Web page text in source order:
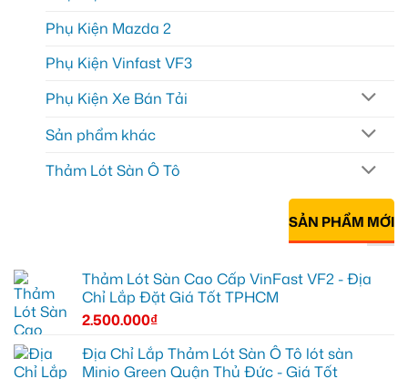
Phụ Kiện Mazda 2
Phụ Kiện Vinfast VF3
Phụ Kiện Xe Bán Tải
Sản phẩm khác
Thảm Lót Sàn Ô Tô
SẢN PHẨM MỚI
Thảm Lót Sàn Cao Cấp VinFast VF2 - Địa
Chỉ Lắp Đặt Giá Tốt TPHCM
2.500.000₫
Địa Chỉ Lắp Thảm Lót Sàn Ô Tô lót sàn
Minio Green Quận Thủ Đức - Giá Tốt